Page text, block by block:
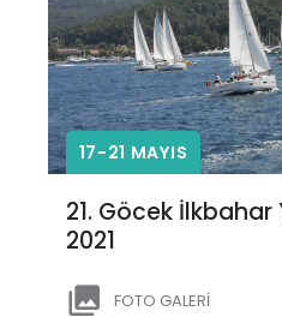
17-21 MAYIS
21. Göcek İlkbahar
2021
FOTO GALERİ